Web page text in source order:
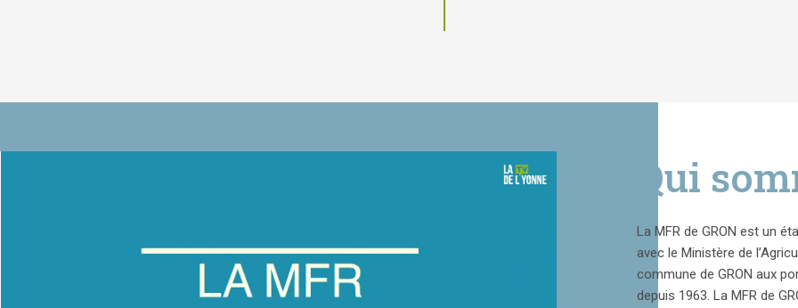
Qui
La MFR de GRON est un
avec le Ministère de
commune de GRON aux
depuis 1963. La MFR de